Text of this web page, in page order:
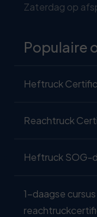
Zaterdag op
Populaire
Heftruck
Reachtruck
Heftruck SOG-
1-daagse